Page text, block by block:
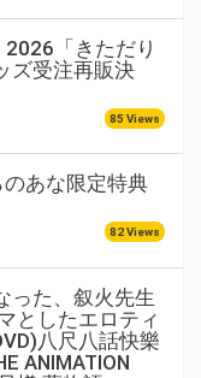
2026「きただり
ズ受注再販決
85 Views
あな限定特典
82 Views
った、叙火先生
としたエロティ
八尺八話快樂
ANIMATION